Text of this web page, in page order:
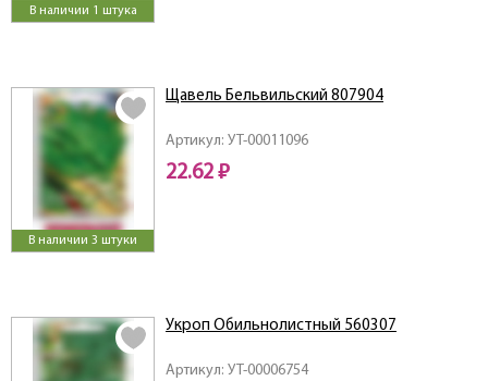
В наличии 1 штука
В наличии 3 штуки
Артикул: УТ-00011096
Щавель Бельвильский 807904
22.62 ₽
Артикул: УТ-00006754
Укроп Обильнолистный 560307